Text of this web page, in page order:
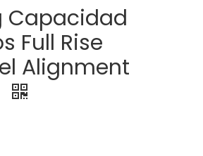
Capacidad
Full Rise
Alignment